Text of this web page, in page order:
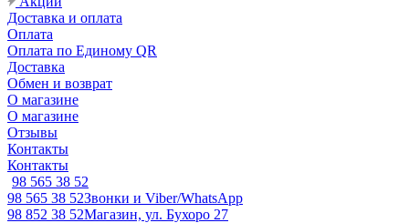
Доставка и оплата
Оплата
Оплата по Единому QR
Доставка
Обмен и возврат
О магазине
О магазине
Отзывы
Контакты
Контакты
98 565 38 52
98 565 38 52Звонки и Viber/WhatsApp
98 852 38 52Магазин, ул. Бухоро 27